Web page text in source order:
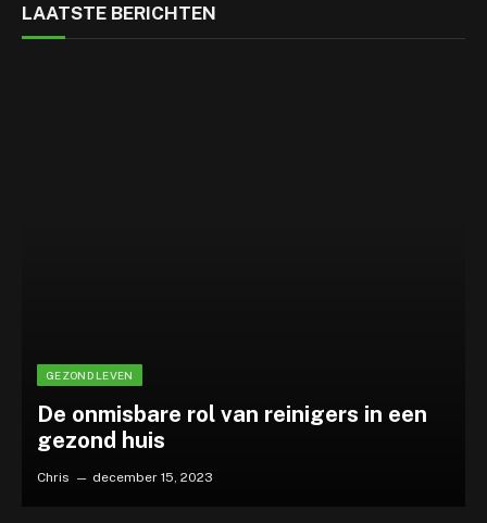
LAATSTE BERICHTEN
GEZOND LEVEN
De onmisbare rol van reinigers in een
gezond huis
Chris december 15, 2023